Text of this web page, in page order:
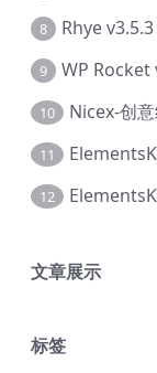
8
9
10 Nicex-创意
11
12
文章展示
标签